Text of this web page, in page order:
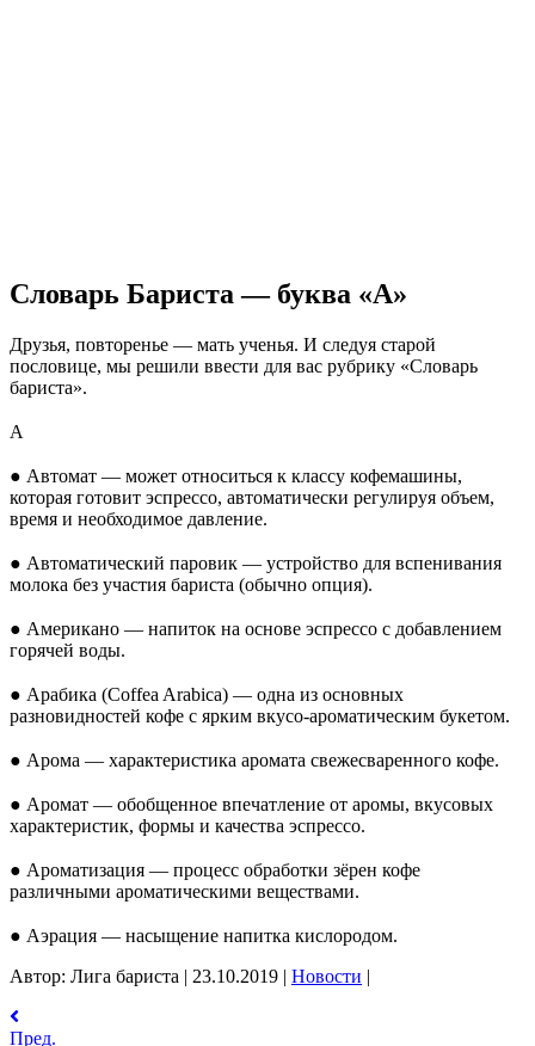
Словарь Бариста — буква «А»
Друзья, повторенье — мать ученья. И следуя старой
пословице, мы решили ввести для вас рубрику «Словарь
бариста».
А
● Автомат — может относиться к классу кофемашины,
которая готовит эспрессо, автоматически регулируя объем,
время и необходимое давление.
● Автоматический паровик — устройство для вспенивания
молока без участия бариста (обычно опция).
● Американо — напиток на основе эспрессо с добавлением
горячей воды.
● Арабика (Coffea Arabica) — одна из основных
разновидностей кофе с ярким вкусо-ароматическим букетом.
● Арома — характеристика аромата свежесваренного кофе.
● Аромат — обобщенное впечатление от аромы, вкусовых
характеристик, формы и качества эспрессо.
● Ароматизация — процесс обработки зёрен кофе
различными ароматическими веществами.
● Аэрация — насыщение напитка кислородом.
Автор: Лига бариста | 23.10.2019 | Новости |
Пред.